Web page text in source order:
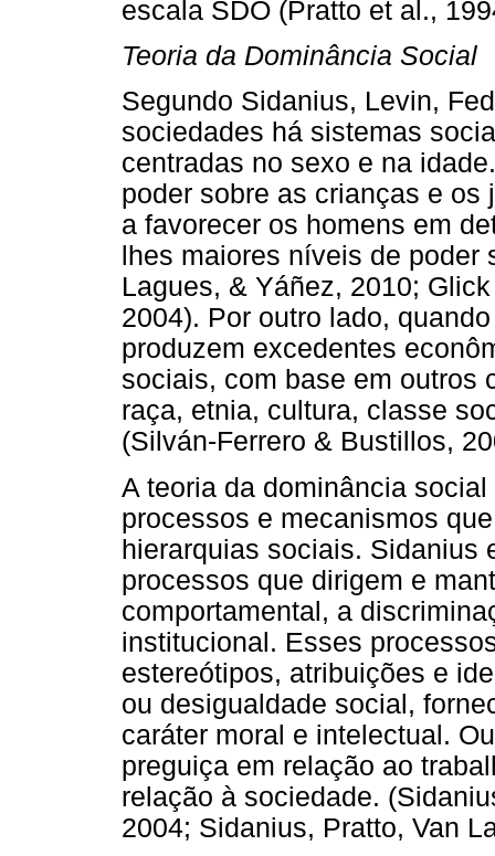
escala SDO (Pratto et al.,
Teoria da Dominância Social
Segundo Sidanius, Levin,
sociedades há sistemas
centradas no sexo e na
poder sobre as crianças e
a favorecer os homens em
lhes maiores níveis de
Lagues, & Yáñez, 2010;
2004). Por outro lado,
produzem excedentes
sociais, com base em outros
raça, etnia, cultura, classe
(Silván-Ferrero & Bustillos,
A teoria da dominância
processos e mecanismos
hierarquias sociais. Sidanius
processos que dirigem e
comportamental, a
institucional. Esses
estereótipos, atribuições e
ou desigualdade social,
caráter moral e intelectual.
preguiça em relação ao
relação à sociedade.
2004; Sidanius, Pratto, Van